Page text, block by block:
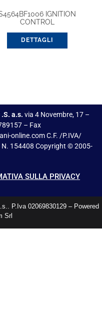
IGNITION
CONTROL
DETTAGLI
a.s. via 4 Novembre, 17 –
– Fax
online.com C.F. /P.IVA/
N. 154408 Copyright © 2005-
SULLA PRIVACY
P.Iva 02069830129 – Powered
Srl